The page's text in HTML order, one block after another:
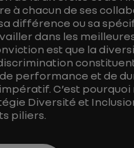
à chacun de ses
différence ou sa
dans les
est que la
performance et de
C’est
Diversité et
piliers.